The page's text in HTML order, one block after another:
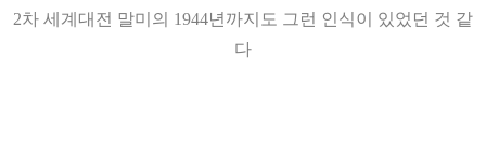
2차 세계대전 말미의 1944년까지도 그런 인식이 있었던 것 같
다